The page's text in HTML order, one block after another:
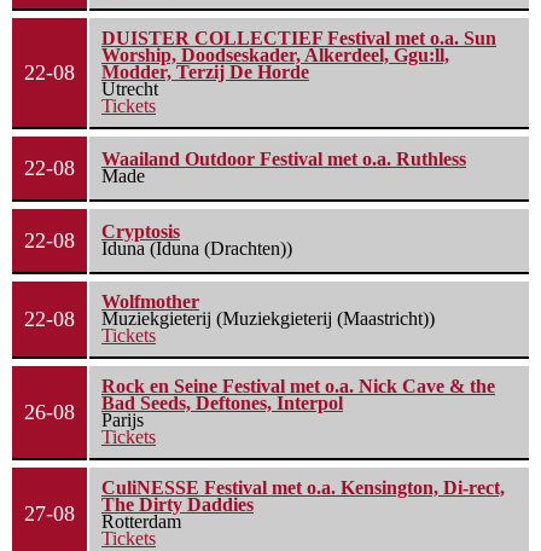
22-08
DUISTER COLLECTIEF Festival met o.a. Sun
Worship, Doodseskader, Alkerdeel, Ggu:ll,
Modder, Terzij De Horde
Utrecht
Tickets
22-08
Waailand Outdoor Festival met o.a. Ruthless
Made
22-08
Cryptosis
Iduna (Iduna (Drachten))
22-08
Wolfmother
Muziekgieterij (Muziekgieterij (Maastricht))
Tickets
26-08
Rock en Seine Festival met o.a. Nick Cave & the
Bad Seeds, Deftones, Interpol
Parijs
Tickets
27-08
CuliNESSE Festival met o.a. Kensington, Di-rect,
The Dirty Daddies
Rotterdam
Tickets